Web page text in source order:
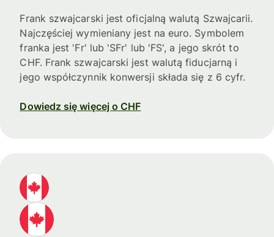
Frank szwajcarski jest oficjalną walutą Szwajcarii.
Najczęściej wymieniany jest na euro. Symbolem
franka jest 'Fr' lub 'SFr' lub 'FS', a jego skrót to
CHF. Frank szwajcarski jest walutą fiducjarną i
jego współczynnik konwersji składa się z 6 cyfr.
Dowiedz się więcej o CHF